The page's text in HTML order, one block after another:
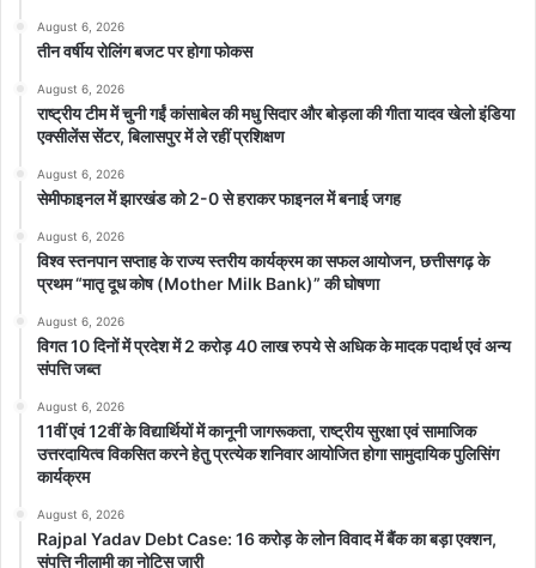
August 6, 2026
तीन वर्षीय रोलिंग बजट पर होगा फोकस
August 6, 2026
राष्ट्रीय टीम में चुनी गईं कांसाबेल की मधु सिदार और बोड़ला की गीता यादव खेलो इंडिया
एक्सीलेंस सेंटर, बिलासपुर में ले रहीं प्रशिक्षण
August 6, 2026
सेमीफाइनल में झारखंड को 2-0 से हराकर फाइनल में बनाई जगह
August 6, 2026
विश्व स्तनपान सप्ताह के राज्य स्तरीय कार्यक्रम का सफल आयोजन, छत्तीसगढ़ के
प्रथम “मातृ दूध कोष (Mother Milk Bank)” की घोषणा
August 6, 2026
विगत 10 दिनों में प्रदेश में 2 करोड़ 40 लाख रुपये से अधिक के मादक पदार्थ एवं अन्य
संपत्ति जब्त
August 6, 2026
11वीं एवं 12वीं के विद्यार्थियों में कानूनी जागरूकता, राष्ट्रीय सुरक्षा एवं सामाजिक
उत्तरदायित्व विकसित करने हेतु प्रत्येक शनिवार आयोजित होगा सामुदायिक पुलिसिंग
कार्यक्रम
August 6, 2026
Rajpal Yadav Debt Case: 16 करोड़ के लोन विवाद में बैंक का बड़ा एक्शन,
संपत्ति नीलामी का नोटिस जारी